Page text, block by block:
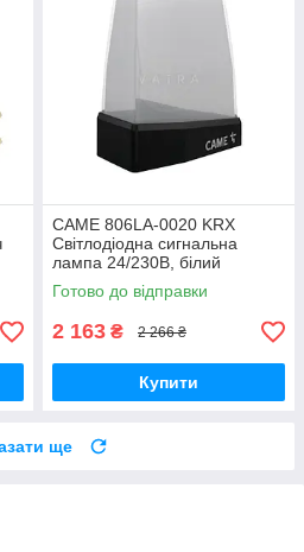
CAME 806LA-0020 KRX
Світлодіодна сигнальна
лампа 24/230В, білий
плафон, антена, KRX1FXSW
Готово до відправки
2 163 ₴ 2 266 ₴
Купити
ще